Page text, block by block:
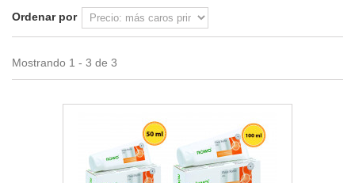
Ordenar por
Mostrando 1 - 3 de 3